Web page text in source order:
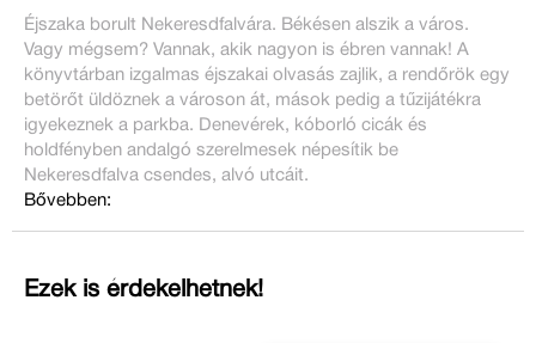
Éjszaka borult Nekeresdfalvára. Békésen alszik a város.
Vagy mégsem? Vannak, akik nagyon is ébren vannak! A
könyvtárban izgalmas éjszakai olvasás zajlik, a rendőrök egy
betörőt üldöznek a városon át, mások pedig a tűzijátékra
igyekeznek a parkba. Denevérek, kóborló cicák és
holdfényben andalgó szerelmesek népesítik be
Nekeresdfalva csendes, alvó utcáit.
Bővebben:
Ezek is érdekelhetnek!